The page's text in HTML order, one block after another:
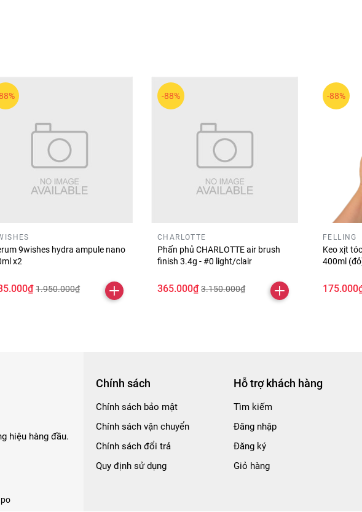
9wishes hydra ampule nano
x2
1.950.000₫
-88%
CHARLOTTE
Phấn phủ CHARLOTTE air brush
finish 3.4g - #0 light/clair
365.000₫ 3.150.000₫
-88%
FELLING
Keo xịt
400ml
hiệu hàng đầu.
Chính sách
Chính sách bảo mật
Chính sách vận chuyển
Chính sách đổi trả
Quy định sử dụng
Hỗ trợ khách hàng
Tìm kiếm
Đăng nhập
Đăng ký
Giỏ hàng